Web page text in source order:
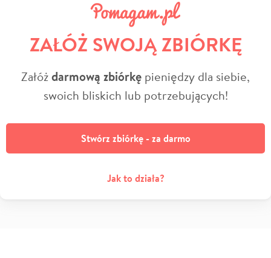
ZAŁÓŻ SWOJĄ ZBIÓRKĘ
Załóżdarmową zbiórkę pieniędzy dla siebie,
swoich bliskich lub potrzebujących!
Stwórz zbiórkę - za darmo
Jak to działa?